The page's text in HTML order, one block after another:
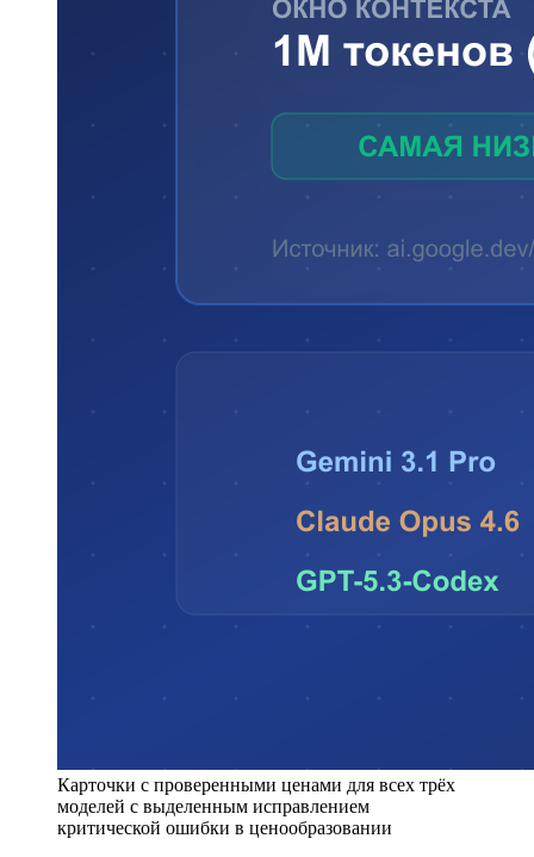
Карточки с проверенными ценами для всех трёх
моделей с выделенным исправлением
критической ошибки в ценообразовании